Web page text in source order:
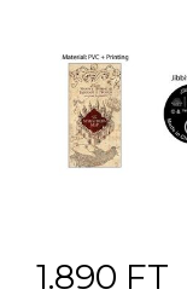
1.890 FT